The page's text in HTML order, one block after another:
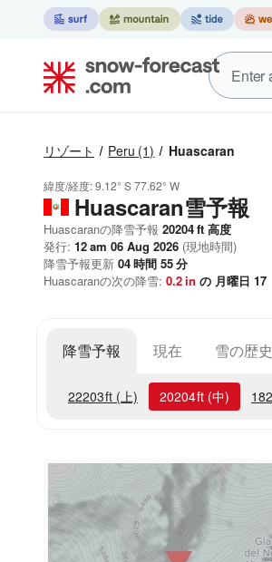
リゾート Peru (1) Huascaran
緯度/経度:9.12° S77.62° W
Huascaran雪予報
Huascaranの降雪予報 20204ft 高度
発行: 12 am 06 Aug 2026 (現地時間)
降雪予報更新 04時間 55分
Huascaranの次の降雪: 0.2in の 月曜日 17
降雪予報 現在 雪の歴史
22203ft (上) 20204ft (中)